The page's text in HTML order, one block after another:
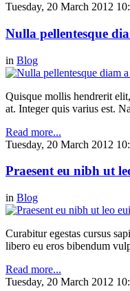
Tuesday, 20 March 2012
Nulla pellentesque
in Blog
Quisque mollis hendrerit
at. Integer quis varius est.
Read more...
Tuesday, 20 March 2012
Praesent eu nibh ut
in Blog
Curabitur egestas cursus
libero eu eros bibendum
Read more...
Tuesday, 20 March 2012